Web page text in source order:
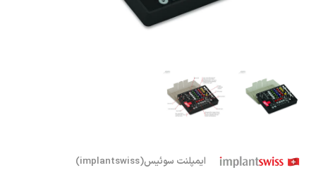
ایمپلنت سوئیس(implantswiss)